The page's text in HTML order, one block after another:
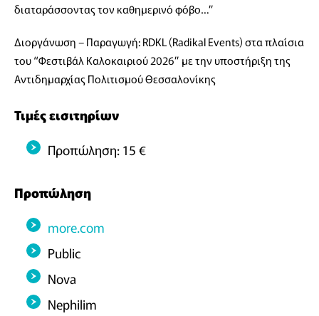
διαταράσσοντας τον καθημερινό φόβο…”
Διοργάνωση – Παραγωγή: RDKL (Radikal Events) στα πλαίσια
του “Φεστιβάλ Καλοκαιριού 2026” με την υποστήριξη της
Αντιδημαρχίας Πολιτισμού Θεσσαλονίκης
Τιμές εισιτηρίων
Προπώληση: 15 €
Προπώληση
more.com
Public
Nova
Nephilim